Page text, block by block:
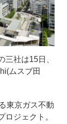
社は15日、
ムスブ田
東京ガス不動
ジェクト。